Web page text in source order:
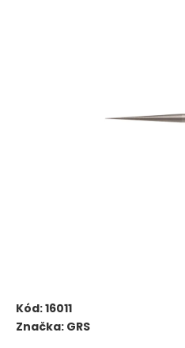
Kód:16011
Značka: GRS